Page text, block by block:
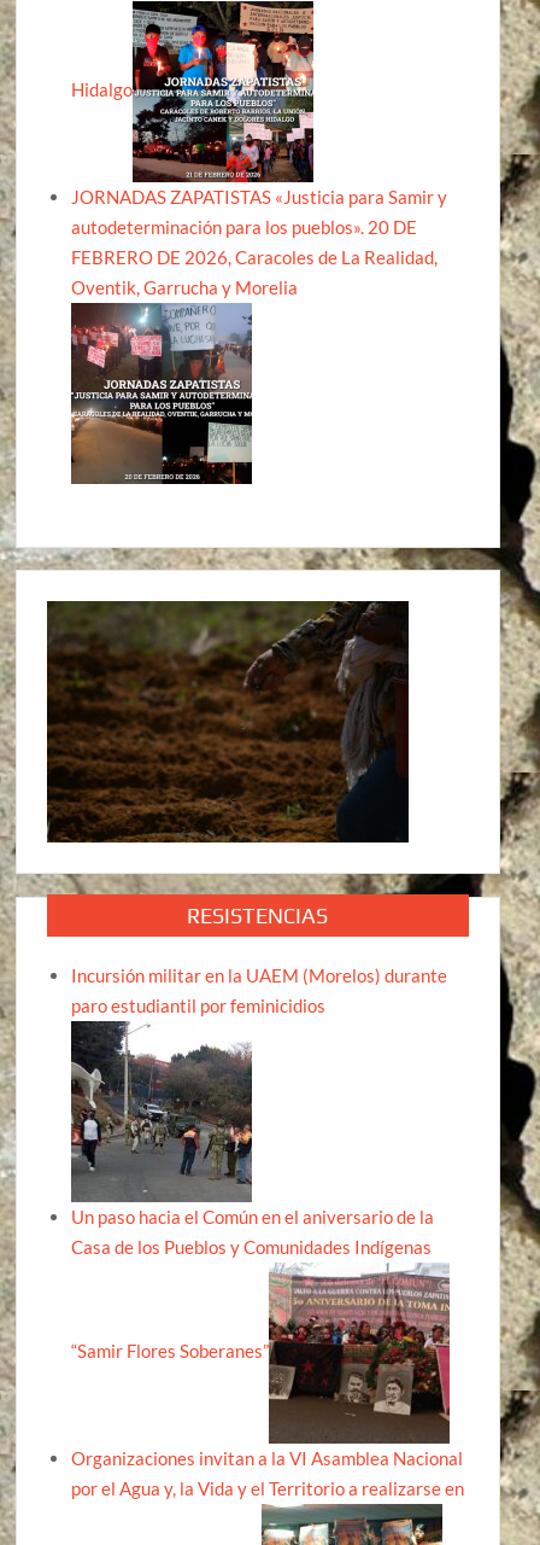
Hidalgo
JORNADAS ZAPATISTAS «Justicia para Samir y
autodeterminación para los pueblos». 20 DE
FEBRERO DE 2026, Caracoles de La Realidad,
Oventik, Garrucha y Morelia
RESISTENCIAS
Incursión militar en la UAEM (Morelos) durante
paro estudiantil por feminicidios
Un paso hacia el Común en el aniversario de la
Casa de los Pueblos y Comunidades Indígenas
“Samir Flores Soberanes”
Organizaciones invitan a la VI Asamblea Nacional
por el Agua y, la Vida y el Territorio a realizarse en